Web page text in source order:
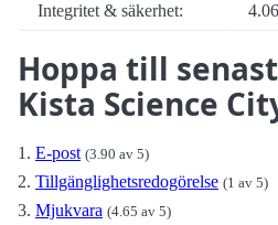
Integritet & säkerhet:
Hoppa till
Kista Science
E-post (3.90 av 5)
Tillgänglighetsredogörelse (1 av 5)
Mjukvara (4.65 av 5)